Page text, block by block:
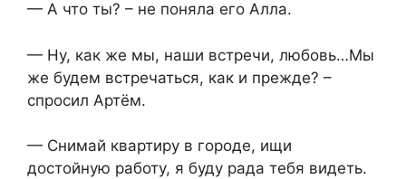
— А что ты? – не поняла его Алла.
— Ну, как же мы, наши встречи, любовь…Мы
же будем встречаться, как и прежде? –
спросил Артём.
— Снимай квартиру в городе, ищи
достойную работу, я буду рада тебя видеть.